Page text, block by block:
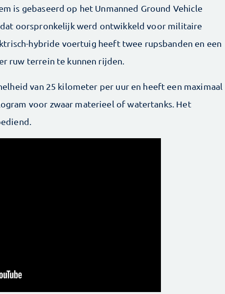
is gebaseerd op het Unmanned Ground Vehicle
oorspronkelijk werd ontwikkeld voor militaire
hybride voertuig heeft twee rupsbanden en een
ruw terrein te kunnen rijden.
van 25 kilometer per uur en heeft een maximaal
voor zwaar materieel of watertanks. Het